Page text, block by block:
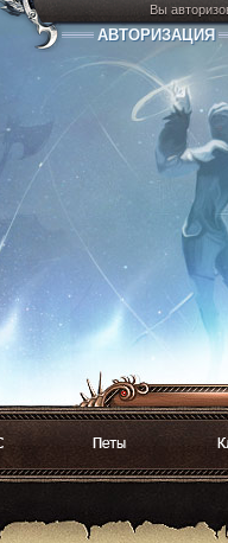
Вы
АВТОРИЗАЦИЯ